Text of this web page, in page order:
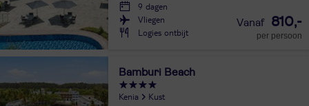
9 dagen
Vliegen
Logies ontbijt
810,-
per persoon
Bamburi Beach
Kenia
Kust